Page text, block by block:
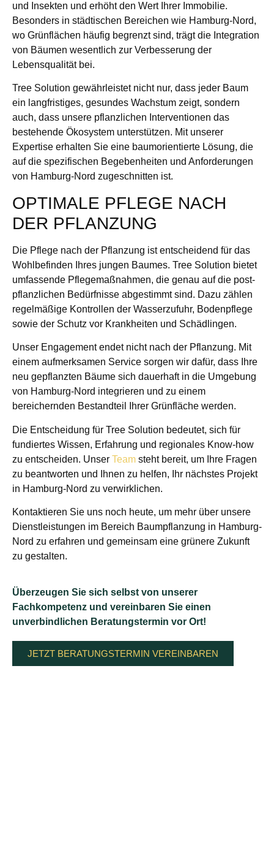
und Insekten und erhöht den Wert Ihrer Immobilie.
Besonders in städtischen Bereichen wie Hamburg-Nord,
wo Grünflächen häufig begrenzt sind, trägt die Integration
von Bäumen wesentlich zur Verbesserung der
Lebensqualität bei.
Tree Solution gewährleistet nicht nur, dass jeder Baum
ein langfristiges, gesundes Wachstum zeigt, sondern
auch, dass unsere pflanzlichen Interventionen das
bestehende Ökosystem unterstützen. Mit unserer
Expertise erhalten Sie eine baumorientierte Lösung, die
auf die spezifischen Begebenheiten und Anforderungen
von Hamburg-Nord zugeschnitten ist.
OPTIMALE PFLEGE NACH
DER PFLANZUNG
Die Pflege nach der Pflanzung ist entscheidend für das
Wohlbefinden Ihres jungen Baumes. Tree Solution bietet
umfassende Pflegemaßnahmen, die genau auf die post-
pflanzlichen Bedürfnisse abgestimmt sind. Dazu zählen
regelmäßige Kontrollen der Wasserzufuhr, Bodenpflege
sowie der Schutz vor Krankheiten und Schädlingen.
Unser Engagement endet nicht nach der Pflanzung. Mit
einem aufmerksamen Service sorgen wir dafür, dass Ihre
neu gepflanzten Bäume sich dauerhaft in die Umgebung
von Hamburg-Nord integrieren und zu einem
bereichernden Bestandteil Ihrer Grünfläche werden.
Die Entscheidung für Tree Solution bedeutet, sich für
fundiertes Wissen, Erfahrung und regionales Know-how
zu entscheiden. Unser Team steht bereit, um Ihre Fragen
zu beantworten und Ihnen zu helfen, Ihr nächstes Projekt
in Hamburg-Nord zu verwirklichen.
Kontaktieren Sie uns noch heute, um mehr über unsere
Dienstleistungen im Bereich Baumpflanzung in Hamburg-
Nord zu erfahren und gemeinsam eine grünere Zukunft
zu gestalten.
Überzeugen Sie sich selbst von unserer
Fachkompetenz und vereinbaren Sie einen
unverbindlichen Beratungstermin vor Ort!
JETZT BERATUNGSTERMIN VEREINBAREN